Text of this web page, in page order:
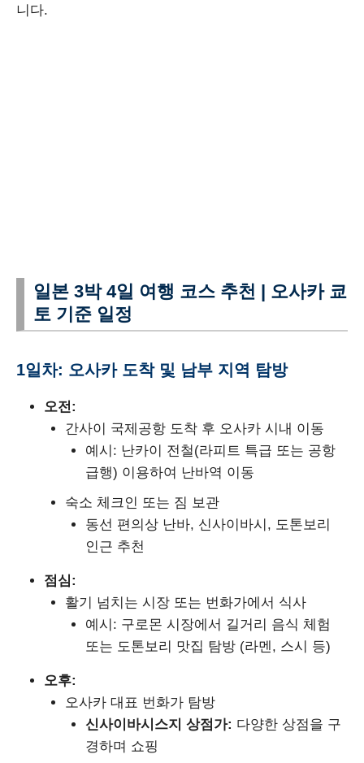
니다.
일본 3박 4일 여행 코스 추천 | 오사카 쿄
토 기준 일정
1일차: 오사카 도착 및 남부 지역 탐방
오전:
간사이 국제공항 도착 후 오사카 시내 이동
예시: 난카이 전철(라피트 특급 또는 공항
급행) 이용하여 난바역 이동
숙소 체크인 또는 짐 보관
동선 편의상 난바, 신사이바시, 도톤보리
인근 추천
점심:
활기 넘치는 시장 또는 번화가에서 식사
예시: 구로몬 시장에서 길거리 음식 체험
또는 도톤보리 맛집 탐방 (라멘, 스시 등)
오후:
오사카 대표 번화가 탐방
신사이바시스지 상점가: 다양한 상점을 구
경하며 쇼핑